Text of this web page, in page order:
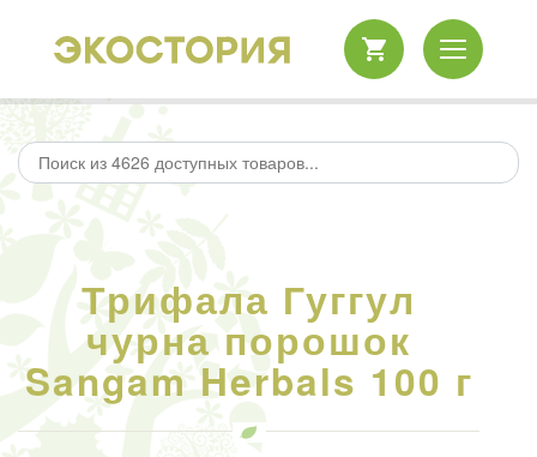
Трифала Гуггул
чурна порошок
Sangam Herbals 100 г